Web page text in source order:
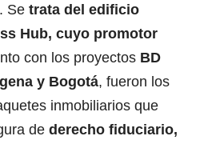
Se trata del edificio
Hub, cuyo promotor
con los proyectos BD
y Bogotá, fueron los
inmobiliarios que
de derecho fiduciario,